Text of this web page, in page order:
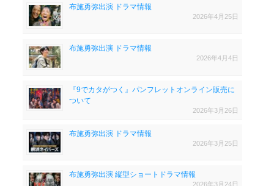
布施勇弥出演 ドラマ情報
2026年4月25日
布施勇弥出演 ドラマ情報
2026年4月4日
『9でカタがつく』パンフレットオンライン販売に
ついて
2026年3月26日
布施勇弥出演 ドラマ情報
2026年3月25日
布施勇弥出演 縦型ショートドラマ情報
2026年3月24日